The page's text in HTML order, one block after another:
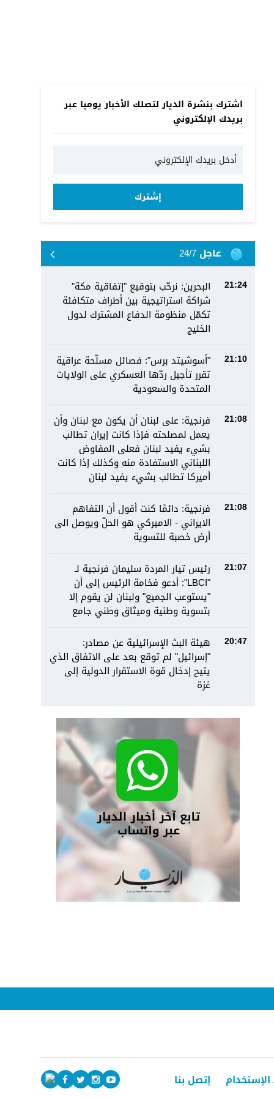
اشترك بنشرة الديار لتصلك الأخبار يوميا عبر
بريدك الإلكتروني
إشترك
عاجل 24/7
21:24
البحرين: نرحّب بتوقيع "إتفاقية مكة"
شراكة استراتيجية بين أطراف متكافئة
تكمّل منظومة الدفاع المشترك لدول
الخليج
21:10
"أسوشيتد برس": فصائل مسلّحة عراقية
تقرر تأجيل ردّها العسكري على الولايات
المتحدة والسعودية
21:08
فرنجية: على لبنان أن يكون مع لبنان وأن
يعمل لمصلحته فإذا كانت إيران تطالب
بشيء يفيد لبنان فعلى المفاوض
اللبناني الاستفادة منه وكذلك إذا كانت
أميركا تطالب بشيء يفيد لبنان
21:08
فرنجية: دائمًا كنت أقول أن التفاهم
الايراني - الاميركي هو الحلّ ويوصل الى
أرض خصبة للتسوية
21:07
رئيس تيار المردة سليمان فرنجية لـ
"LBCI": أدعو فخامة الرئيس إلى أن
"يستوعب الجميع" ولبنان لن يقوم إلا
بتسوية وطنية وميثاق وطني جامع
20:47
هيئة البث الإسرائيلية عن مصادر:
"إسرائيل" لم توقع بعد على الاتفاق الذي
يتيح إدخال قوة الاستقرار الدولية إلى
غزة
إتصل بنا